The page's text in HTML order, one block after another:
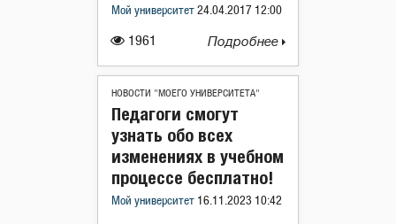
1961
Мой университет 24.04.2017 12:00
Подробнее
НОВОСТИ "МОЕГО УНИВЕРСИТЕТА"
Педагоги смогут
узнать обо всех
изменениях в учебном
процессе бесплатно!
Мой университет 16.11.2023 10:42